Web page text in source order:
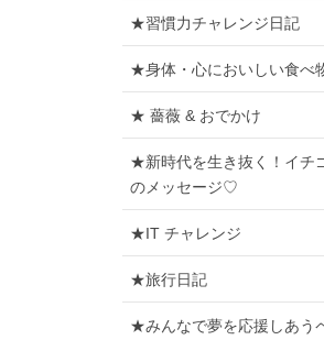
★習慣力チャレンジ日記
★身体・心においしい食べ
★ 薔薇 & おでかけ
★新時代を生き抜く！イチ
のメッセージ♡
★IT チャレンジ
★旅行日記
★みんなで夢を応援しあう